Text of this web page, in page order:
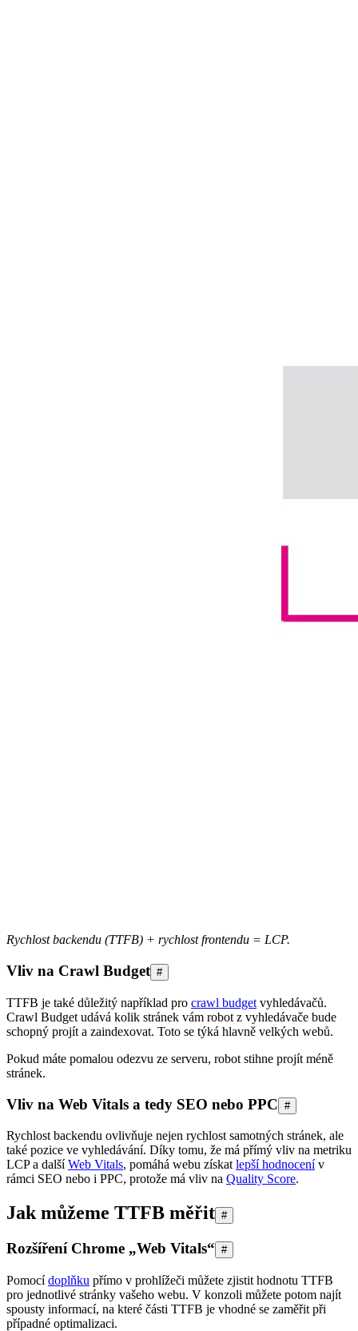
Rychlost backendu (TTFB) + rychlost frontendu = LCP.
Vliv na Crawl Budget #
TTFB je také důležitý například pro crawl budget vyhledávačů.
Crawl Budget udává kolik stránek vám robot z vyhledávače bude
schopný projít a zaindexovat. Toto se týká hlavně velkých webů.
Pokud máte pomalou odezvu ze serveru, robot stihne projít méně
stránek.
Vliv na Web Vitals a tedy SEO nebo PPC #
Rychlost backendu ovlivňuje nejen rychlost samotných stránek, ale
také pozice ve vyhledávání. Díky tomu, že má přímý vliv na metriku
LCP a dalšíWeb Vitals, pomáhá webu získat lepší hodnocenív
rámci SEO nebo i PPC, protože má vliv na Quality Score.
Jak můžeme TTFB měřit #
Rozšíření Chrome „Web Vitals“ #
Pomocídoplňku přímo v prohlížeči můžete zjistit hodnotu TTFB
pro jednotlivé stránky vašeho webu. V konzoli můžete potom najít
spousty informací, na které části TTFB je vhodné se zaměřit při
případné optimalizaci.